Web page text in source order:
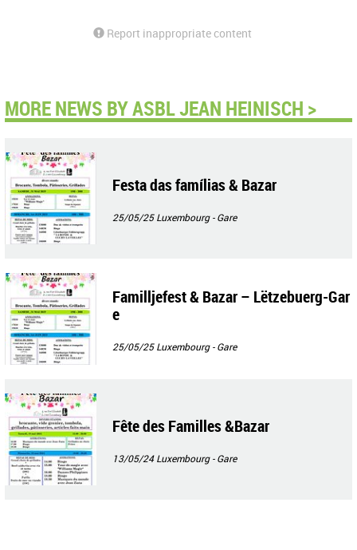
Report inappropriate content
MORE NEWS BY ASBL JEAN HEINISCH >
Festa das famílias & Bazar
25/05/25Luxembourg - Gare
Familljefest & Bazar – Lëtzebuerg-Gar
e
25/05/25Luxembourg - Gare
Fête des Familles &Bazar
13/05/24Luxembourg - Gare